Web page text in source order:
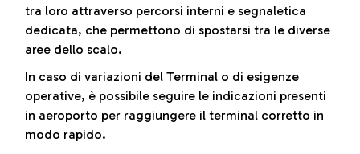
tra loro attraverso percorsi interni e segnaletica
dedicata, che permettono di spostarsi tra le diverse
aree dello scalo.
In caso di variazioni del Terminal o di esigenze
operative, è possibile seguire le indicazioni presenti
in aeroporto per raggiungere il terminal corretto in
modo rapido.